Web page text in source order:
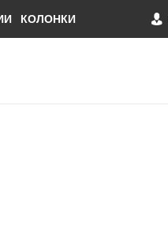
КОЛОНКИ